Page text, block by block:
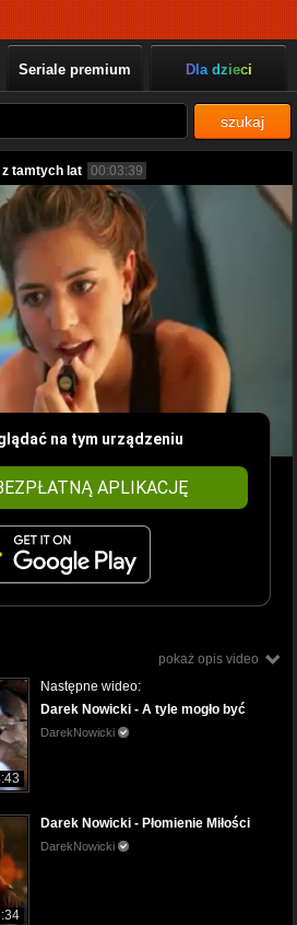
Seriale premium Dla dzieci
szukaj
tamtych lat 00:03:39
na tym urządzeniu
APLIKACJĘ
pokaż opis video
Następne wideo:
Darek Nowicki - A tyle mogło być
DarekNowicki
Darek Nowicki - Płomienie Miłości
DarekNowicki